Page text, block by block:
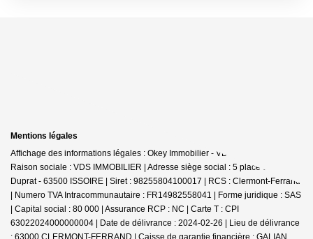
Mentions légales
Affichage des informations légales : Okey Immobilier - VDS Immobilier |
Raison sociale : VDS IMMOBILIER | Adresse siège social : 5 place chancelier
Duprat - 63500 ISSOIRE | Siret : 98255804100017 | RCS : Clermont-Ferrand
| Numero TVA Intracommunautaire : FR14982558041 | Forme juridique : SAS
| Capital social : 80 000 | Assurance RCP : NC | Carte T : CPI
63022024000000004 | Date de délivrance : 2024-02-26 | Lieu de délivrance
: 63000 CLERMONT-FERRAND | Caisse de garantie financière : GALIAN